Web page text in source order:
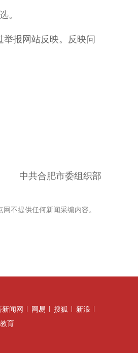
。
报网站反映。反映问
中共合肥市委组织部
不提供任何新闻采编内容。
闻网 网易 搜狐
新浪
育